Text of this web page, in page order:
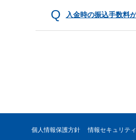
入金時の振込手数料
個人情報保護方針 情報セキュリテ